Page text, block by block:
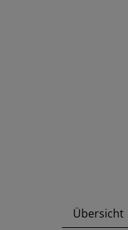
Übersicht